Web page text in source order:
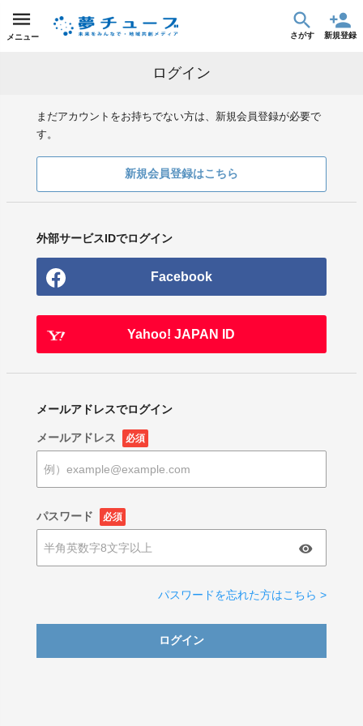
メニュー さがす 新規登録
ログイン
まだアカウントをお持ちでない方は、新規会員登録が必要で
す。
新規会員登録はこちら
外部サービスIDでログイン
Facebook
Yahoo! JAPAN ID
メールアドレスでログイン
メールアドレス 必須
パスワード 必須
パスワードを忘れた方はこちら >
ログイン